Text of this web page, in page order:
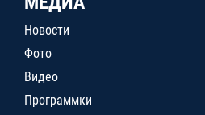
Новости
Фото
Видео
Программки